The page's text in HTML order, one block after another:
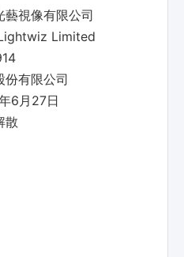
藝視像有限公司
Limited
份有限公司
6月27日
散